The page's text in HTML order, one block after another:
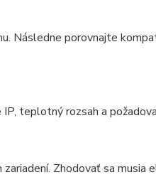
Následne porovnajte
teplotný rozsah a
Zhodovať sa musia